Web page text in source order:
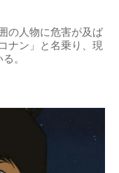
の人物に危害が及ば
ナン」と名乗り、現
。